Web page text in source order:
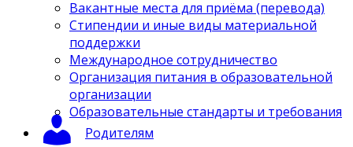
Вакантные места для приёма (перевода)
Стипендии и иные виды материальной
поддержки
Международное сотрудничество
Организация питания в образовательной
организации
Образовательные стандарты и требования
Родителям